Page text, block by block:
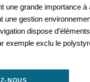
une grande importance
une gestion
dispose
exemple exclu le